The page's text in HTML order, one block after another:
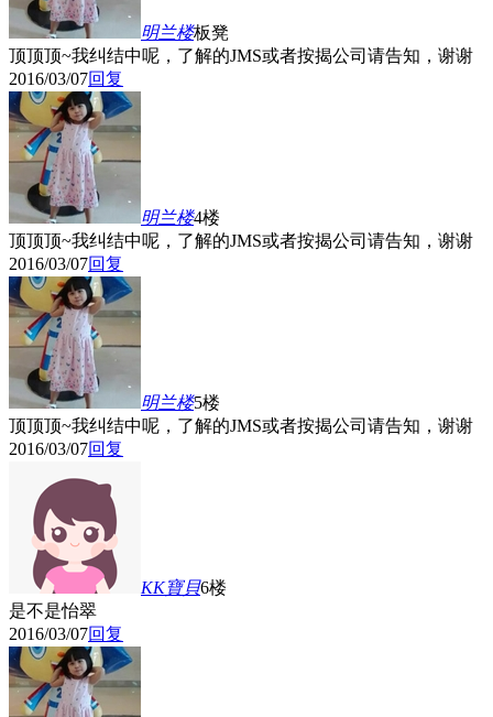
明兰楼板凳
顶顶顶~我纠结中呢，了解的JMS或者按揭公司请告知，谢谢
2016/03/07回复
明兰楼4楼
顶顶顶~我纠结中呢，了解的JMS或者按揭公司请告知，谢谢
2016/03/07回复
明兰楼5楼
顶顶顶~我纠结中呢，了解的JMS或者按揭公司请告知，谢谢
2016/03/07回复
KK寶貝6楼
是不是怡翠
2016/03/07回复